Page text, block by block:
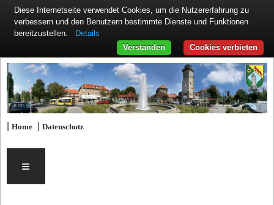
|Home |Datenschutz
≡
Diese Internetseite verwendet Cookies, um die Nutzererfahrung zu
verbessern und den Benutzern bestimmte Dienste und Funktionen
bereitzustellen.
Details
Cookies verbieten
Verstanden